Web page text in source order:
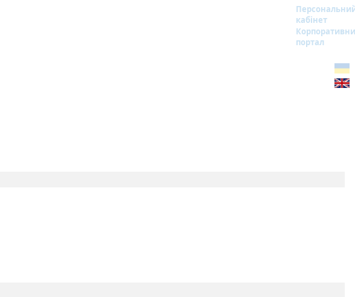
кабінет
портал